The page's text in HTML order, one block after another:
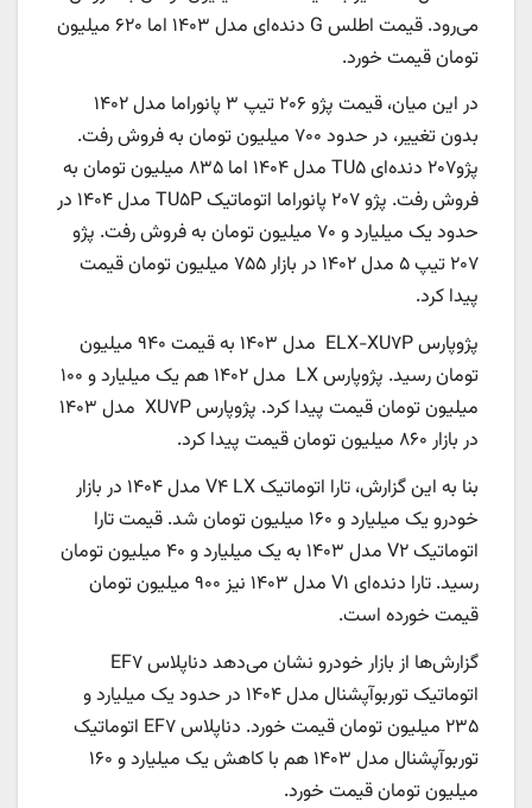
می‌رود. قیمت اطلس G دنده‌ای مدل ۱۴۰۳ اما ۶۲۰ میلیون
تومان قیمت خورد.
در این میان، قیمت پژو ۲۰۶ تیپ ۳ پانوراما مدل ۱۴۰۲
بدون تغییر، در حدود ۷۰۰ میلیون تومان به فروش رفت.
پژو۲۰۷ دنده‌ای TU۵ مدل ۱۴۰۴ اما ۸۳۵ میلیون تومان به
فروش رفت. پژو ۲۰۷ پانوراما اتوماتیک TU۵P مدل ۱۴۰۴ در
حدود یک میلیارد و ۷۰ میلیون تومان به فروش رفت. پژو
۲۰۷ تیپ ۵ مدل ۱۴۰۲ در بازار ۷۵۵ میلیون تومان قیمت
پیدا کرد.
پژوپارس ELX-XU۷P مدل ۱۴۰۳ به قیمت ۹۴۰ میلیون
تومان رسید. پژوپارس LX مدل ۱۴۰۲ هم یک میلیارد و ۱۰۰
میلیون تومان قیمت پیدا کرد. پژوپارس XU۷P مدل ۱۴۰۳
در بازار ۸۶۰ میلیون تومان قیمت پیدا کرد.
بنا به این گزارش، تارا اتوماتیک V۴ LX مدل ۱۴۰۴ در بازار
خودرو یک میلیارد و ۱۶۰ میلیون تومان شد. قیمت تارا
اتوماتیک V۲ مدل ۱۴۰۳ به یک میلیارد و ۴۰ میلیون تومان
رسید. تارا دنده‌ای V۱ مدل ۱۴۰۳ نیز ۹۰۰ میلیون تومان
قیمت خورده است.
گزارش‌ها از بازار خودرو نشان می‌دهد دناپلاس EF۷
اتوماتیک توربوآپشنال مدل ۱۴۰۴ در حدود یک میلیارد و
۲۳۵ میلیون تومان قیمت خورد. دناپلاس EF۷ اتوماتیک
توربوآپشنال مدل ۱۴۰۳ هم با کاهش یک میلیارد و ۱۶۰
میلیون تومان قیمت خورد.